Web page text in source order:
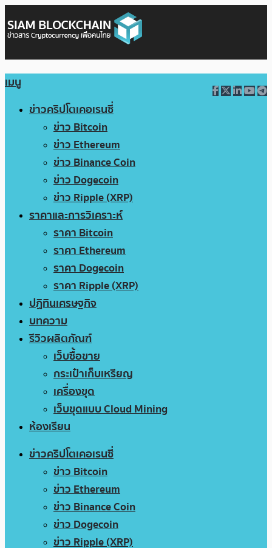
เมนู
ข่าวคริปโตเคอเรนซี่
ข่าว Bitcoin
ข่าว Ethereum
ข่าว Binance Coin
ข่าว Dogecoin
ข่าว Ripple (XRP)
ราคาและการวิเคราะห์
ราคา Bitcoin
ราคา Ethereum
ราคา Dogecoin
ราคา Ripple (XRP)
ปฏิทินเศรษฐกิจ
บทความ
รีวิวผลิตภัณฑ์
เว็บซื้อขาย
กระเป๋าเก็บเหรียญ
เครื่องขุด
เว็บขุดแบบ Cloud Mining
ห้องเรียน
ข่าวคริปโตเคอเรนซี่
ข่าว Bitcoin
ข่าว Ethereum
ข่าว Binance Coin
ข่าว Dogecoin
ข่าว Ripple (XRP)